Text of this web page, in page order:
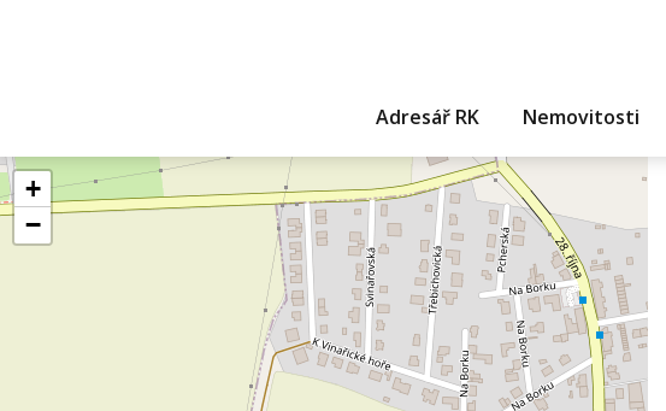
Adresář RK Nemovitosti
+
−